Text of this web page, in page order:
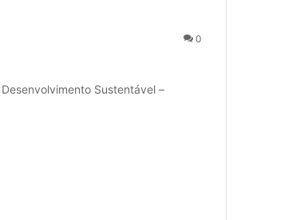
0
Sustentável –